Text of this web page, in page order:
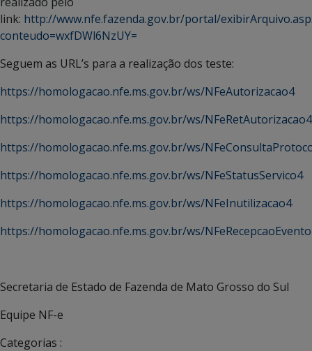
link: http://www.nfe.fazenda.gov.br/portal/
conteudo=wxfDWl6NzUY=
Seguem as URL’s para a realização dos teste:
https://homologacao.nfe.ms.gov.br/ws/NFeAutorizacao4
https://homologacao.nfe.ms.gov.br/ws/NFeRetAutorizacao4
https://homologacao.nfe.ms.gov.br/ws/
https://homologacao.nfe.ms.gov.br/ws/NFeStatusServico4
https://homologacao.nfe.ms.gov.br/ws/NFeInutilizacao4
https://homologacao.nfe.ms.gov.br/ws/
Secretaria de Estado de Fazenda de Mato Grosso do Sul
Equipe NF-e
Categorias :